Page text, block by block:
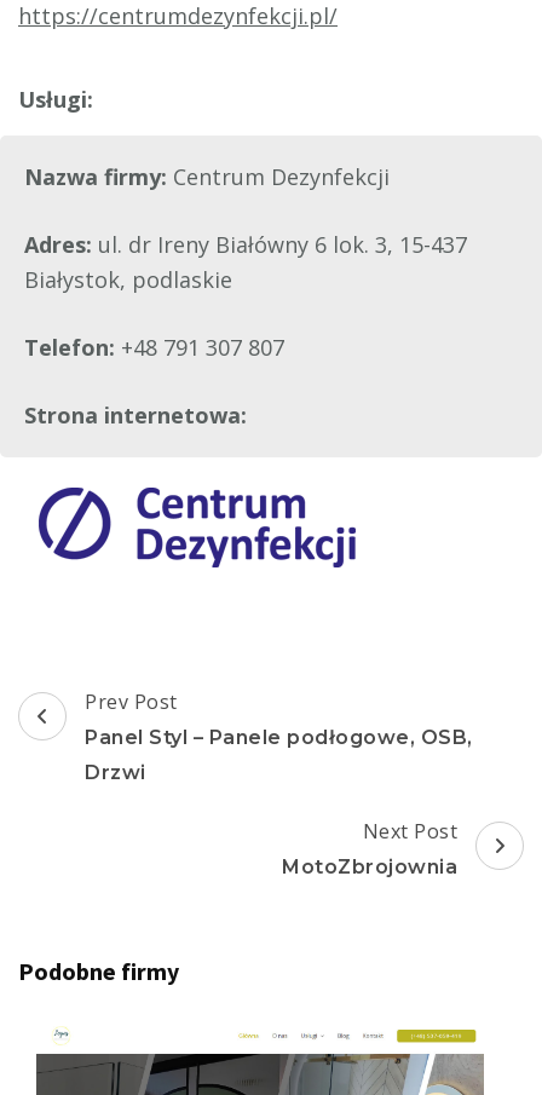
https://centrumdezynfekcji.pl/
Nazwa firmy: Centrum Dezynfekcji
Adres: ul. dr Ireny Białówny 6 lok. 3, 15-437
Białystok, podlaskie
Telefon: +48 791 307 807
Strona internetowa:
Post
Navigation
Prev Post
Panel Styl – Panele podłogowe, OSB,
Drzwi
Next Post
MotoZbrojownia
Podobne firmy